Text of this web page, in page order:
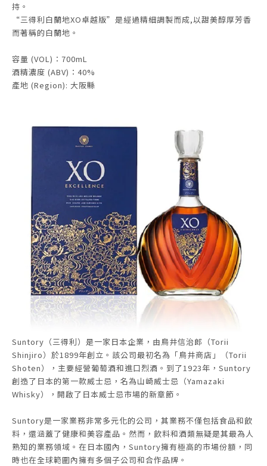
持。
“三得利白蘭地XO卓越版”是經過精細調製而成,以甜美醇厚芳香
而著稱的白蘭地。
容量 (VOL)：700mL
酒精濃度 (ABV)：40%
產地 (Region): 大阪縣
Suntory（三得利）是一家日本企業，由鳥井信治郎（Torii
Shinjiro）於1899年創立。該公司最初名為「鳥井商店」（Torii
Shoten），主要經營葡萄酒和進口烈酒。到了1923年，Suntory
創造了日本的第一款威士忌，名為山崎威士忌（Yamazaki
Whisky），開啟了日本威士忌市場的新章節。
Suntory是一家業務非常多元化的公司，其業務不僅包括食品和飲
料，還涵蓋了健康和美容產品。然而，飲料和酒類無疑是其最為人
熟知的業務領域。在日本國內，Suntory擁有極高的市場份額，同
時也在全球範圍內擁有多個子公司和合作品牌。